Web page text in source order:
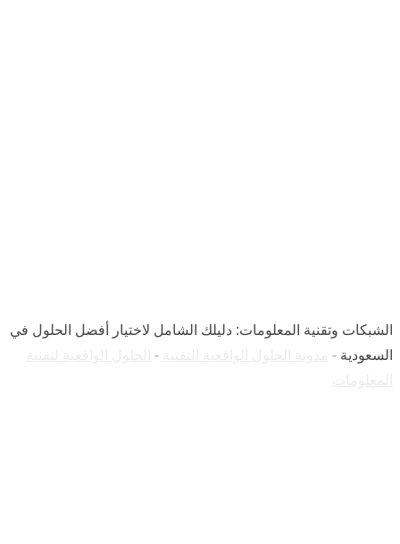
الشبكات وتقنية المعلومات: دليلك الشامل لاختيار أفضل الحلول في
السعودية -
-